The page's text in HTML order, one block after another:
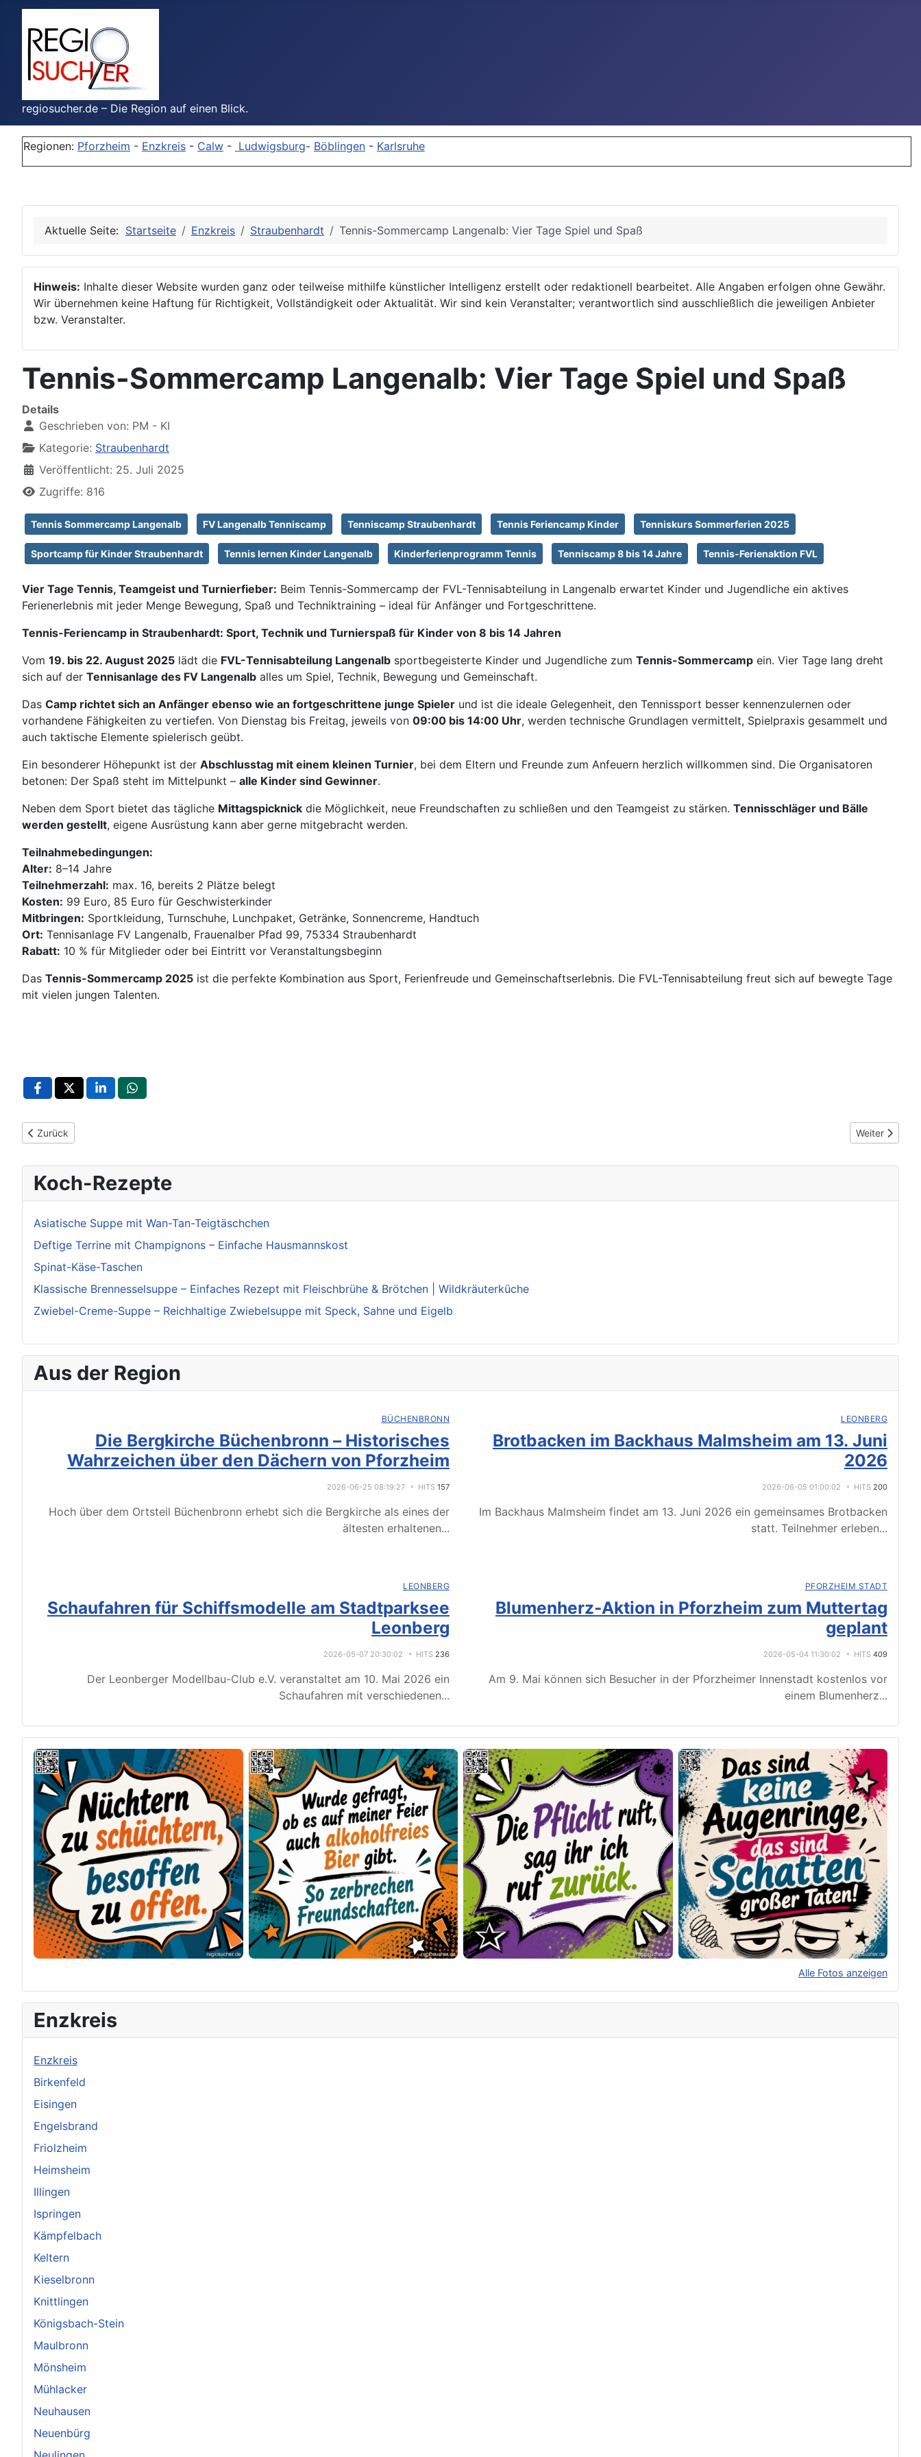
regiosucher.de – Die Region auf einen Blick.
Regionen: Pforzheim - Enzkreis - Calw - Ludwigsburg- Böblingen - Karlsruhe
Aktuelle Seite: Startseite Enzkreis Straubenhardt Tennis-Sommercamp Langenalb: Vier Tage Spiel und Spaß
Hinweis: Inhalte dieser Website wurden ganz oder teilweise mithilfe künstlicher Intelligenz erstellt oder redaktionell bearbeitet. Alle Angaben erfolgen ohne Gewähr.
Wir übernehmen keine Haftung für Richtigkeit, Vollständigkeit oder Aktualität. Wir sind kein Veranstalter; verantwortlich sind ausschließlich die jeweiligen Anbieter
bzw. Veranstalter.
Tennis-Sommercamp Langenalb: Vier Tage Spiel und Spaß
Details
Geschrieben von: PM - KI
Kategorie: Straubenhardt
Veröffentlicht: 25. Juli 2025
Zugriffe: 816
Tennis Sommercamp Langenalb FV Langenalb Tenniscamp Tenniscamp Straubenhardt Tennis Feriencamp Kinder Tenniskurs Sommerferien 2025
Sportcamp für Kinder Straubenhardt Tennis lernen Kinder Langenalb Kinderferienprogramm Tennis Tenniscamp 8 bis 14 Jahre Tennis-Ferienaktion FVL
Vier Tage Tennis, Teamgeist und Turnierfieber: Beim Tennis-Sommercamp der FVL-Tennisabteilung in Langenalb erwartet Kinder und Jugendliche ein aktives
Ferienerlebnis mit jeder Menge Bewegung, Spaß und Techniktraining – ideal für Anfänger und Fortgeschrittene.
Tennis-Feriencamp in Straubenhardt: Sport, Technik und Turnierspaß für Kinder von 8 bis 14 Jahren
Vom 19. bis 22. August 2025 lädt die FVL-Tennisabteilung Langenalb sportbegeisterte Kinder und Jugendliche zum Tennis-Sommercamp ein. Vier Tage lang dreht
sich auf der Tennisanlage des FV Langenalb alles um Spiel, Technik, Bewegung und Gemeinschaft.
Das Camp richtet sich an Anfänger ebenso wie an fortgeschrittene junge Spieler und ist die ideale Gelegenheit, den Tennissport besser kennenzulernen oder
vorhandene Fähigkeiten zu vertiefen. Von Dienstag bis Freitag, jeweils von 09:00 bis 14:00 Uhr, werden technische Grundlagen vermittelt, Spielpraxis gesammelt und
auch taktische Elemente spielerisch geübt.
Ein besonderer Höhepunkt ist der Abschlusstag mit einem kleinen Turnier, bei dem Eltern und Freunde zum Anfeuern herzlich willkommen sind. Die Organisatoren
betonen: Der Spaß steht im Mittelpunkt – alle Kinder sind Gewinner.
Neben dem Sport bietet das tägliche Mittagspicknick die Möglichkeit, neue Freundschaften zu schließen und den Teamgeist zu stärken. Tennisschläger und Bälle
werden gestellt, eigene Ausrüstung kann aber gerne mitgebracht werden.
Teilnahmebedingungen:
Alter: 8–14 Jahre
Teilnehmerzahl: max. 16, bereits 2 Plätze belegt
Kosten: 99 Euro, 85 Euro für Geschwisterkinder
Mitbringen: Sportkleidung, Turnschuhe, Lunchpaket, Getränke, Sonnencreme, Handtuch
Ort: Tennisanlage FV Langenalb, Frauenalber Pfad 99, 75334 Straubenhardt
Rabatt: 10 % für Mitglieder oder bei Eintritt vor Veranstaltungsbeginn
Das Tennis-Sommercamp 2025 ist die perfekte Kombination aus Sport, Ferienfreude und Gemeinschaftserlebnis. Die FVL-Tennisabteilung freut sich auf bewegte Tage
mit vielen jungen Talenten.
Vorheriger Beitrag: Kita Kunterbunt verabschiedet Schlaufüchse mit Pippi-Abenteuer
Zurück Nächster
Weiter
Koch-Rezepte
Asiatische Suppe mit Wan-Tan-Teigtäschchen
Deftige Terrine mit Champignons – Einfache Hausmannskost
Spinat-Käse-Taschen
Klassische Brennesselsuppe – Einfaches Rezept mit Fleischbrühe & Brötchen | Wildkräuterküche
Zwiebel-Creme-Suppe – Reichhaltige Zwiebelsuppe mit Speck, Sahne und Eigelb
Aus der Region
BÜCHENBRONN
Die Bergkirche Büchenbronn – Historisches
Wahrzeichen über den Dächern von Pforzheim
2026-06-25 08:19:27 HITS 157
Hoch über dem Ortsteil Büchenbronn erhebt sich die Bergkirche als eines der
ältesten erhaltenen...
LEONBERG
Brotbacken im Backhaus Malmsheim am 13. Juni
2026
2026-06-05 01:00:02 HITS 200
Im Backhaus Malmsheim findet am 13. Juni 2026 ein gemeinsames Brotbacken
statt. Teilnehmer erleben...
LEONBERG
Schaufahren für Schiffsmodelle am Stadtparksee
Leonberg
2026-05-07 20:30:02 HITS 236
Der Leonberger Modellbau-Club e.V. veranstaltet am 10. Mai 2026 ein
Schaufahren mit verschiedenen...
PFORZHEIM STADT
Blumenherz-Aktion in Pforzheim zum Muttertag
geplant
2026-05-04 11:30:02 HITS 409
Am 9. Mai können sich Besucher in der Pforzheimer Innenstadt kostenlos vor
einem Blumenherz...
Alle Fotos anzeigen
Original herunterladen
Enzkreis
Enzkreis
Birkenfeld
Eisingen
Engelsbrand
Friolzheim
Heimsheim
Illingen
Ispringen
Kämpfelbach
Keltern
Kieselbronn
Knittlingen
Königsbach-Stein
Maulbronn
Mönsheim
Mühlacker
Neuhausen
Neuenbürg